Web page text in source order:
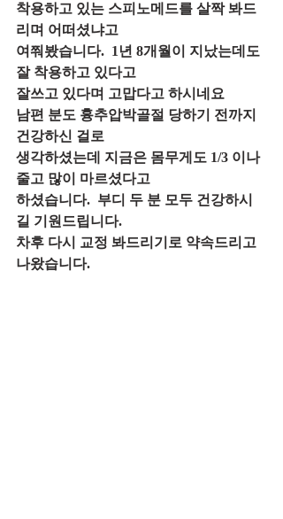
착용하고 있는 스피노메드를 살짝 봐드
리며 어떠셨냐고
여쭤봤습니다.  1년 8개월이 지났는데도
잘 착용하고 있다고
잘쓰고 있다며 고맙다고 하시네요
남편 분도 흉추압박골절 당하기 전까지
건강하신 걸로
생각하셨는데 지금은 몸무게도 1/3 이나
줄고 많이 마르셨다고
하셨습니다.  부디 두 분 모두 건강하시
길 기원드립니다.
차후 다시 교정 봐드리기로 약속드리고
나왔습니다.